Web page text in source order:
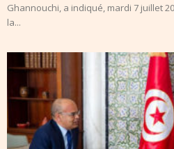
Ghannouchi, a indiqué, mardi 7 juillet
la...